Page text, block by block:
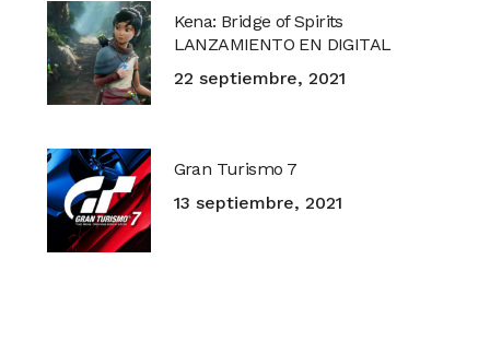
Kena: Bridge of Spirits
LANZAMIENTO EN DIGITAL
22 septiembre, 2021
Gran Turismo 7
13 septiembre, 2021